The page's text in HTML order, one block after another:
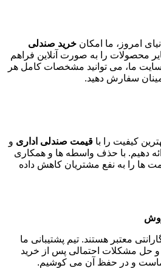
امروز، ما امکان خرید صندلی
محصولات را به صورت آنلاین فراهم
ما، می توانید مشخصات کامل هر
سفارش دهید.
کیفیت را با قیمت صندلی اداری و
دهیم. با حذف واسطه ها و همکاری
ها را به نفع مشتریان کاهش داده
معتبر هستند. تیم پشتیبانی ما
و حل مشکلات احتمالی پس از خرید
ماست و در حفظ آن می کوشیم.